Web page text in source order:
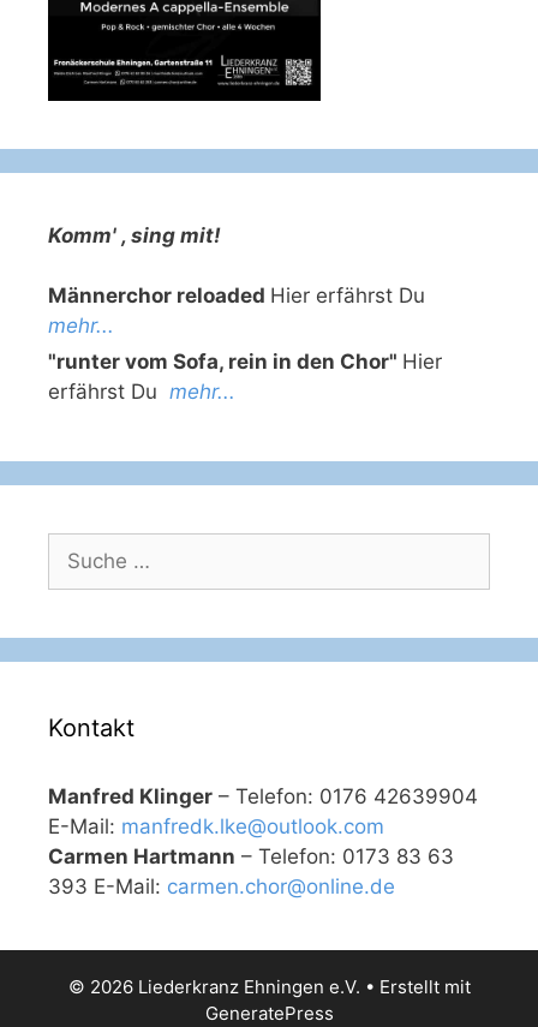
Komm' , sing mit!
Männerchor reloaded Hier erfährst Du
mehr...
"runter vom Sofa, rein in den Chor" Hier
erfährst Du mehr...
Suche
nach:
Kontakt
Manfred Klinger – Telefon: 0176 42639904
E-Mail: manfredk.lke@outlook.com
Carmen Hartmann – Telefon: 0173 83 63
393 E-Mail: carmen.chor@online.de
© 2026 Liederkranz Ehningen e.V. • Erstellt mit
GeneratePress